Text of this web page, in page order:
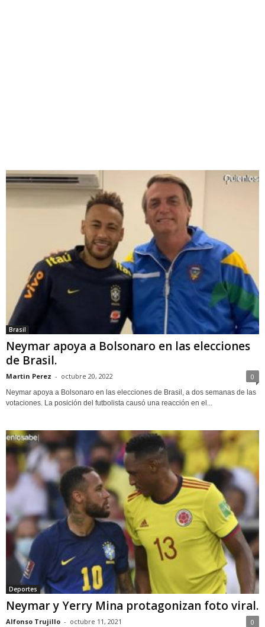
Brasil
Neymar apoya a Bolsonaro en las elecciones
de Brasil.
Martin Perez - octubre 20, 2022 0
Neymar apoya a Bolsonaro en las elecciones de Brasil, a dos semanas de las
votaciones. La posición del futbolista causó una reacción en el...
Deportes
Neymar y Yerry Mina protagonizan foto viral.
Alfonso Trujillo - octubre 11, 2021 0